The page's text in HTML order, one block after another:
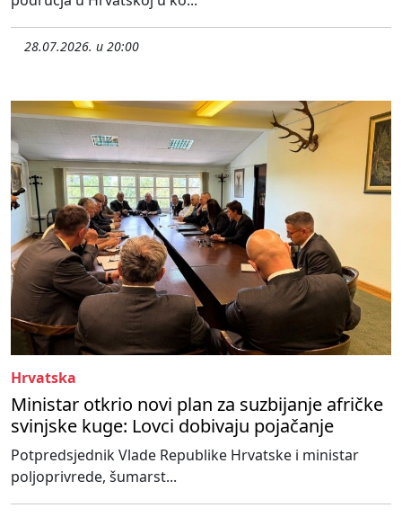
28.07.2026. u 20:00
Hrvatska
Ministar otkrio novi plan za suzbijanje afričke
svinjske kuge: Lovci dobivaju pojačanje
Potpredsjednik Vlade Republike Hrvatske i ministar
poljoprivrede, šumarst...